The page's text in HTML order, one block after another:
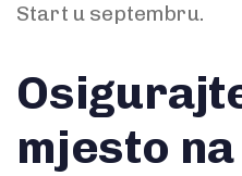
Start u septembru.
mjesto